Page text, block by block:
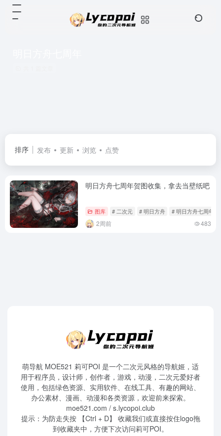
排序 发布 更新 浏览 点赞
明日方舟七周年贺图收集，拿去当壁纸吧
图库 # 二次元 # 明日方舟 # 明日方舟七周年
2周前 483
萌导航 MOE521 莉可POI 是一个二次元风格的导航姬，适
用于程序员，设计师，创作者，游戏，动漫，二次元爱好者
使用，包括绿色资源、实用软件、在线工具、有趣的网站、
办公素材、漫画、动漫和各类资源，欢迎前来探索。
moe521.com / s.lycopoi.club
提示：为防走失按 【Ctrl + D】 收藏我们或直接按住logo拖
到收藏夹中，方便下次访问莉可POI。